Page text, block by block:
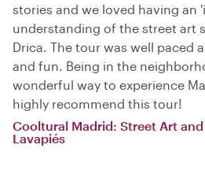
stories and we loved having an
understanding of the street art
Drica. The tour was well paced
and fun. Being in the
wonderful way to experience
highly recommend this tour!
Cooltural Madrid: Street Art and
Lavapiés